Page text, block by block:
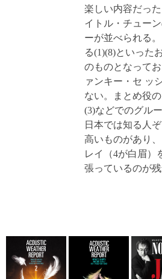
楽しい内容だっ
イトル・チュー
ーが並べられる
る(1)(8)といった
のものとなって
ァンキー・セ ッ
ない。まとめ役
(3)などでのグル
日本では知る人
高いものがあり
レイ（4が白眉）
張っているのが